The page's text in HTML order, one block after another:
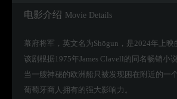
电影介绍 Movie Details
幕府将军，英文名为Shōgun，是2024年上映
该剧根据1975年James Clavell的同名畅销小
当一艘神秘的欧洲船只被发现困在附近的一
葡萄牙商人拥有的强大影响力。